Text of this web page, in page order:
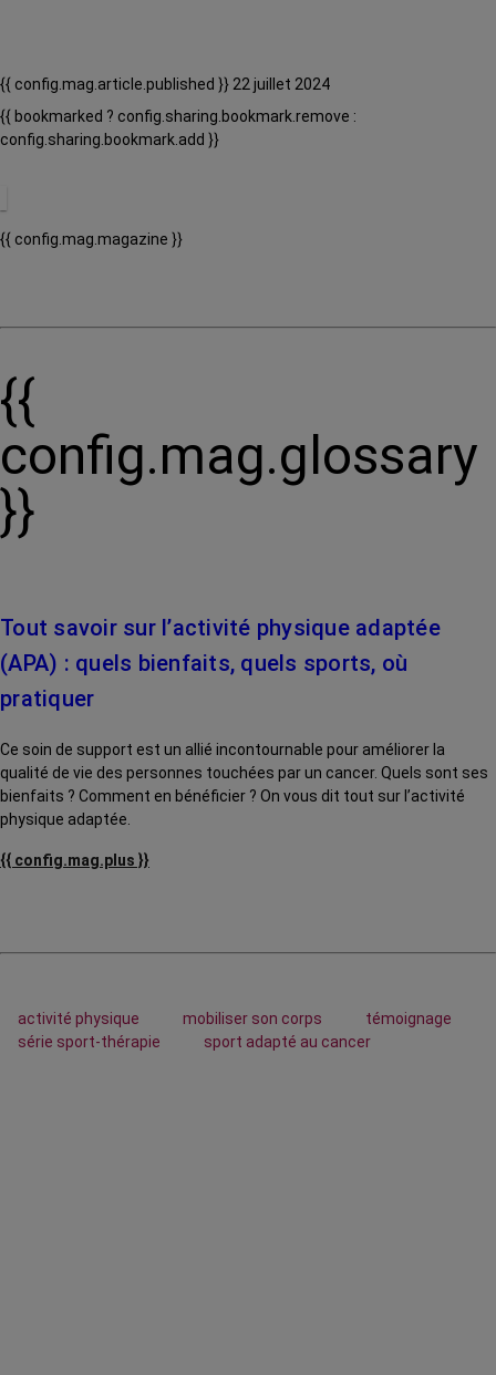
{{ config.mag.article.published }} 22 juillet 2024
{{ bookmarked ? config.sharing.bookmark.remove :
config.sharing.bookmark.add }}
{{ config.mag.magazine }}
{{
config.mag.glossary
}}
Tout savoir sur l’activité physique adaptée
(APA) : quels bienfaits, quels sports, où
pratiquer
Ce soin de support est un allié incontournable pour améliorer la
qualité de vie des personnes touchées par un cancer. Quels sont ses
bienfaits ? Comment en bénéficier ? On vous dit tout sur l’activité
physique adaptée.
{{ config.mag.plus }}
activité physique mobiliser son corps
témoignage
série sport-thérapie
sport adapté au cancer